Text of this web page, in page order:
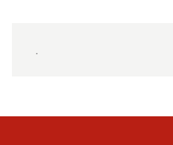
.